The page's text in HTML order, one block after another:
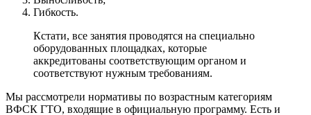
Гибкость.
Кстати, все занятия проводятся на специально
оборудованных площадках, которые
аккредитованы соответствующим органом и
соответствуют нужным требованиям.
Мы рассмотрели нормативы по возрастным категориям
ВФСК ГТО, входящие в официальную программу. Есть и